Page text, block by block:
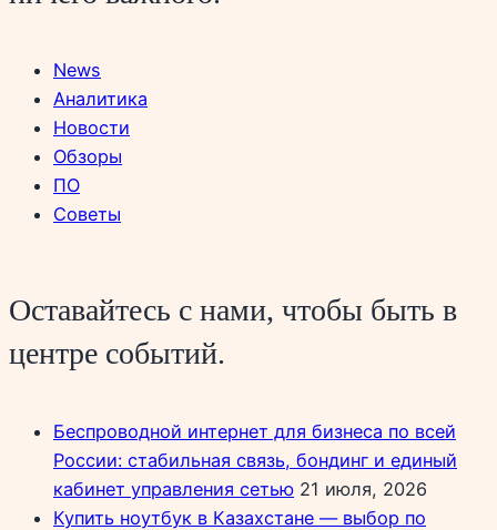
News
Аналитика
Новости
Обзоры
ПО
Советы
Оставайтесь с нами, чтобы быть в
центре событий.
Беспроводной интернет для бизнеса по всей
России: стабильная связь, бондинг и единый
кабинет управления сетью 21 июля, 2026
Купить ноутбук в Казахстане — выбор по